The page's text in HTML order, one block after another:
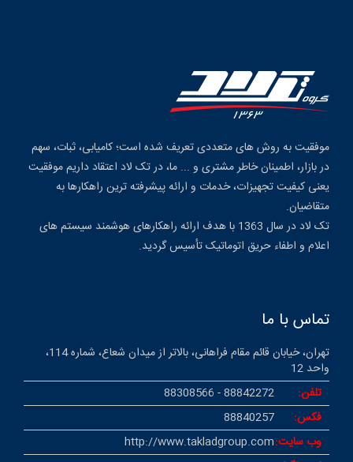
موفقیت به روش های متعددی تعریف شده است؛ کامیابی، ثبات، سهم
در بازار، اطمینان خاطر مشتری و ... ما، در تک لاد اعتقاد داریم موفقیت
یعنی کیفیت تجهیزات، خدمات و ارائه پیشرفته ترین راهکارها به
متقاضیان.
تک لاد در سال 1363 با هدف ارائه راهکارهای هوشمند سیستم های
اعلام و اطفاء حریق اتوماتیک تأسیس گردید.
تماس با ما
تهران، خیابان قائم مقام فراهانی، بالاتر از میدان شعاع، شماره 114،
واحد 12
تلفن:
88842272 - 88308566
فکس:
88840257
وب سایت:http://www.takladgroup.com